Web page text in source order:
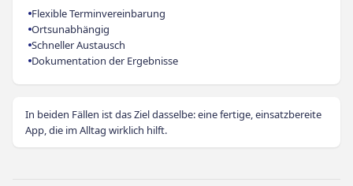
Flexible Terminvereinbarung
Ortsunabhängig
Schneller Austausch
Dokumentation der Ergebnisse
In beiden Fällen ist das Ziel dasselbe: eine fertige, einsatzbereite
App, die im Alltag wirklich hilft.